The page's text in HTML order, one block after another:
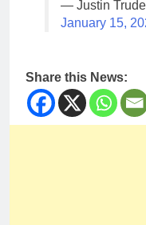
— Justin
January 15,
Share this News: